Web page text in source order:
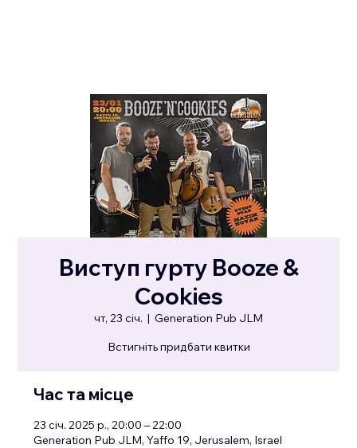
Виступ гурту Booze &
Cookies
чт, 23 січ.
  |
Generation Pub JLM
Встигніть придбати квитки
Час та місце
23 січ. 2025 р., 20:00 – 22:00
Generation Pub JLM, Yaffo 19, Jerusalem, Israel